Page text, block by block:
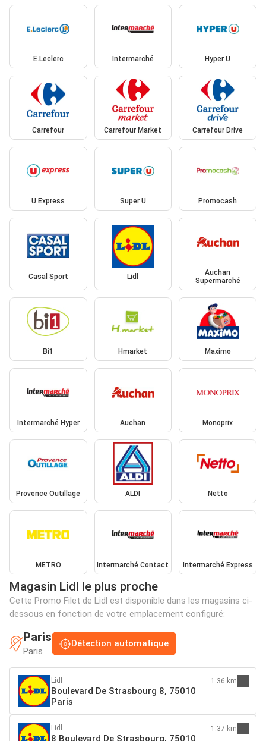
E.Leclerc Intermarché Hyper U
Carrefour Carrefour Market Carrefour Drive
U Express Super U Promocash
Casal Sport Lidl
Auchan
Supermarché
Bi1 Hmarket Maximo
Intermarché Hyper Auchan Monoprix
Provence Outillage ALDI Netto
METRO Intermarché Contact Intermarché Express
Magasin Lidl le plus proche
Cette Promo Filet de Lidl est disponible dans les magasins ci-
dessous en fonction de votre emplacement configuré:
Paris
Paris
Détection automatique
Lidl
Boulevard De Strasbourg 8, 75010
Paris
1.36 km
Lidl
8 Boulevard De Strasbourg, 75010
1.37 km